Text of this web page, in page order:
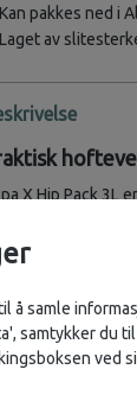
Kan pakkes ned i
Laget av
X Hip Pack 3L
Med et
vesken, kan
60L sekk.
å samle
samtykker du
ved